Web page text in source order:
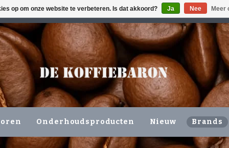
VOLGENDE WERKDAG !!! OF OPHALEN
Onderhoudsproducten Nieuw Brands
op om onze website te verbeteren. Is dat akkoord? Ja Nee Meer